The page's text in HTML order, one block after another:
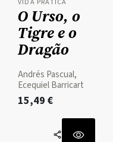
VIDA PRÁTICA
O Urso, o
Tigre e o
Dragão
Andrés Pascual,
Ecequiel Barricart
15,49 €